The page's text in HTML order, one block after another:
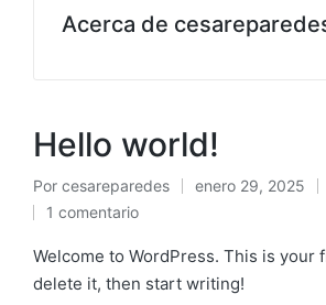
Acerca de
Hello world!
Publicado
por
Por cesareparedes enero 29, 2025
1 comentario
Welcome to WordPress. This is your
delete it, then start writing!